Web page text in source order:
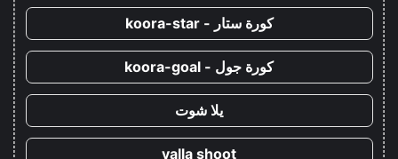
كورة ستار - koora-star
كورة جول - koora-goal
يلا شوت
yalla shoot